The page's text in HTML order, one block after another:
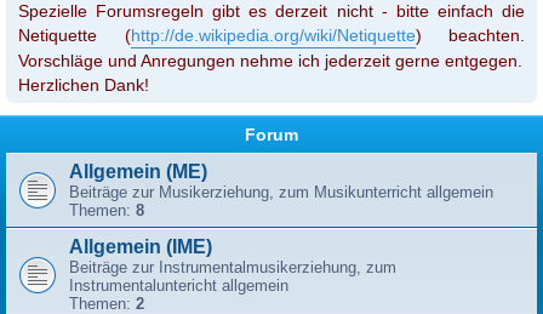
Spezielle Forumsregeln gibt es derzeit nicht - bitte einfach die
Netiquette (http://de.wikipedia.org/wiki/Netiquette) beachten.
Vorschläge und Anregungen nehme ich jederzeit gerne entgegen.
Herzlichen Dank!
Forum
Allgemein (ME)
Beiträge zur Musikerziehung, zum Musikunterricht allgemein
Themen: 8
Allgemein (IME)
Beiträge zur Instrumentalmusikerziehung, zum
Instrumentaluntericht allgemein
Themen: 2